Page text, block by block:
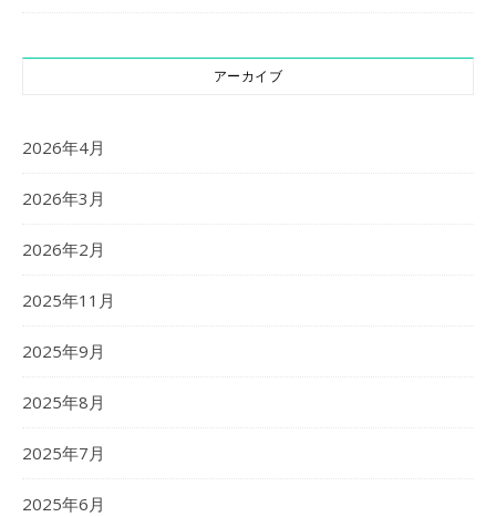
アーカイブ
2026年4月
2026年3月
2026年2月
2025年11月
2025年9月
2025年8月
2025年7月
2025年6月